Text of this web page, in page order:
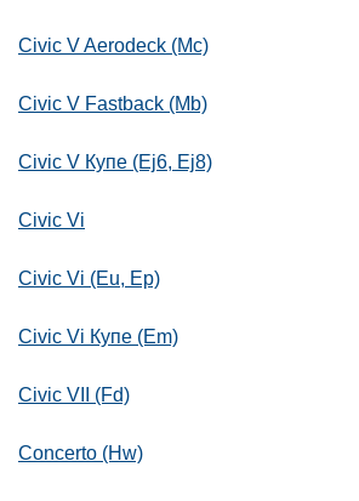
Civic V Aerodeck (Mc)
Civic V Fastback (Mb)
Civic V Купе (Ej6, Ej8)
Civic Vi
Civic Vi (Eu, Ep)
Civic Vi Купе (Em)
Civic VII (Fd)
Concerto (Hw)